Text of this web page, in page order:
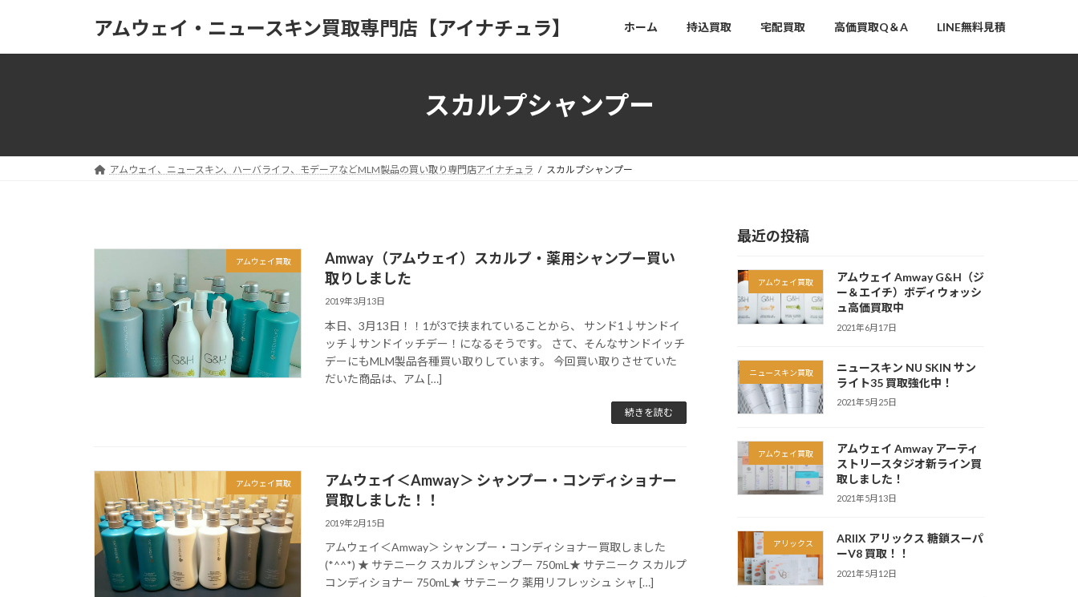
アムウェイ・ニュースキン買取専門店【アイナチュラ】 ホーム 持込買取 宅配買取 高価買取Q＆A LINE無料見積
スカルプシャンプー
アムウェイ、ニュースキン、ハーバライフ、モデーアなどMLM製品の買い取り専門店アイナチュラ スカルプシャンプー
アムウェイ買取
Amway（アムウェイ）スカルプ・薬用シャンプー買い
取りしました
2019年3月13日
本日、3月13日！！1が3で挟まれていることから、 サンド1↓サンドイ
ッチ↓サンドイッチデー！になるそうです。 さて、そんなサンドイッチ
デーにもMLM製品各種買い取りしています。 今回買い取りさせていた
だいた商品は、アム […]
続きを読む
アムウェイ買取
アムウェイ＜Amway＞ シャンプー・コンディショナー
買取しました！！
2019年2月15日
アムウェイ＜Amway＞ シャンプー・コンディショナー買取しました
(*^^*) ★ サテニーク スカルプ シャンプー 750mL★ サテニーク スカルプ
コンディショナー 750mL★ サテニーク 薬用リフレッシュ シャ […]
最近の投稿
アムウェイ買取
アムウェイ Amway G&H（ジ
ー＆エイチ）ボディウォッシ
ュ高価買取中
2021年6月17日
ニュースキン買取
ニュースキン NU SKIN サン
ライト35 買取強化中！
2021年5月25日
アムウェイ買取
アムウェイ Amway アーティ
ストリースタジオ新ライン買
取しました！
2021年5月13日
アリックス
ARIIX アリックス 糖鎖スーパ
ーV8 買取！！
2021年5月12日